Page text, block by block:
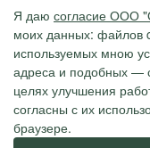
Я даю согласие ООО
моих данных: файлов
используемых мною
адреса и подобных —
целях улучшения
согласны с их
браузере.